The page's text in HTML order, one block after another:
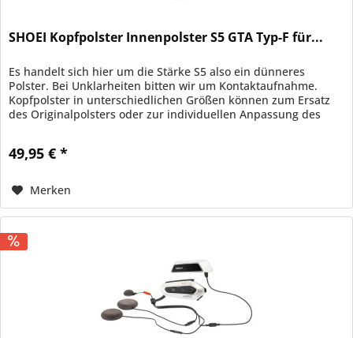
SHOEI Kopfpolster Innenpolster S5 GTA Typ-F für...
Es handelt sich hier um die Stärke S5 also ein dünneres
Polster. Bei Unklarheiten bitten wir um Kontaktaufnahme.
Kopfpolster in unterschiedlichen Größen können zum Ersatz
des Originalpolsters oder zur individuellen Anpassung des
49,95 € *
Merken